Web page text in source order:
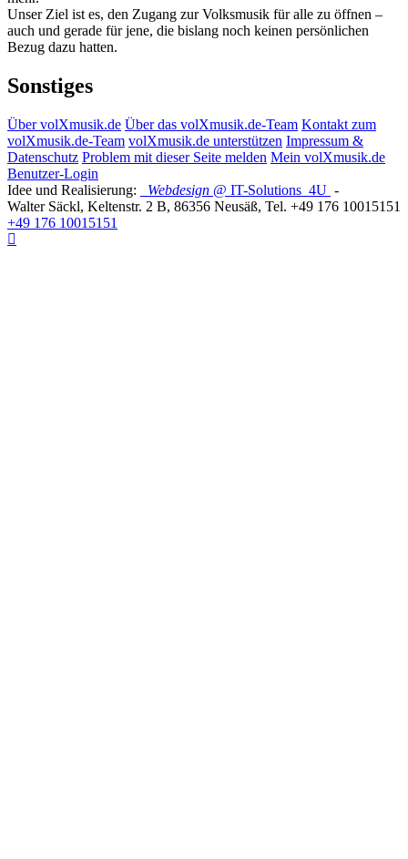
Unser Ziel ist es, den Zugang zur Volksmusik für alle zu öffnen –
auch und gerade für jene, die bislang noch keinen persönlichen
Bezug dazu hatten.
Sonstiges
Über volXmusik.de Über das volXmusik.de-Team Kontakt zum
volXmusik.de-Team volXmusik.de unterstützen Impressum &
Datenschutz Problem mit dieser Seite melden Mein volXmusik.de
Benutzer-Login
Idee und Realisierung:
Webdesign @ IT-Solutions 4U -
Walter Säckl, Keltenstr. 2 B, 86356 Neusäß, Tel. +49 176 10015151
+49 176 10015151